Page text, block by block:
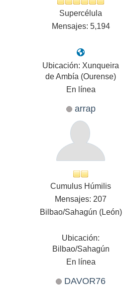
Supercélula
Mensajes: 5,194
Ubicación: Xunqueira
de Ambía (Ourense)
En línea
arrap
Cumulus Húmilis
Mensajes: 207
Bilbao/Sahagún (León)
Ubicación:
Bilbao/Sahagún
En línea
DAVOR76